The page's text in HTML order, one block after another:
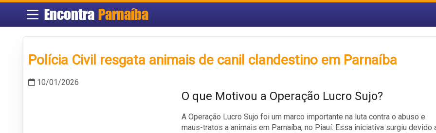
Encontra Parnaíba
Polícia Civil resgata animais de canil clandestino em Parnaíba
10/01/2026
O que Motivou a Operação Lucro Sujo?
A Operação Lucro Sujo foi um marco importante na luta contra o abuso e
maus-tratos a animais em Parnaíba, no Piauí. Essa iniciativa surgiu devido